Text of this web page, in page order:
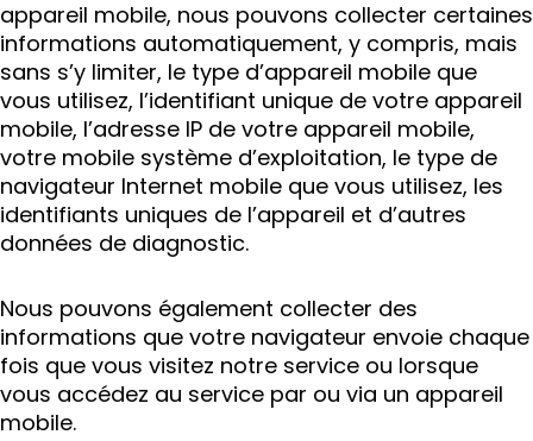
appareil mobile, nous pouvons collecter certaines
informations automatiquement, y compris, mais
sans s’y limiter, le type d’appareil mobile que
vous utilisez, l’identifiant unique de votre appareil
mobile, l’adresse IP de votre appareil mobile,
votre mobile système d’exploitation, le type de
navigateur Internet mobile que vous utilisez, les
identifiants uniques de l’appareil et d’autres
données de diagnostic.
Nous pouvons également collecter des
informations que votre navigateur envoie chaque
fois que vous visitez notre service ou lorsque
vous accédez au service par ou via un appareil
mobile.